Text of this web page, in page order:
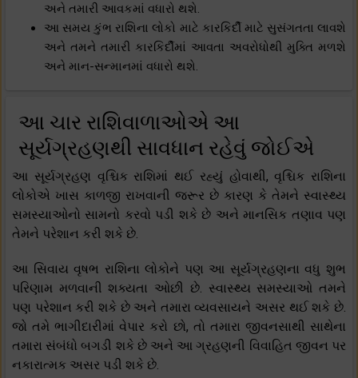
અને તમારી આવકમાં વધારો થશે.
આ સમય કુંભ રાશિના લોકો માટે કારકિર્દી માટે સુસંગતતા લાવશે
અને તમને તમારી કારકિર્દીમાં આવતા અવરોધોથી મુક્તિ મળશે
અને માન-સન્માનમાં વધારો થશે.
આ ચાર રાશિવાળાઓએ આ
સૂર્યગ્રહણથી સાવધાન રહેવું જોઈએ
આ સૂર્યગ્રહણ વૃશ્ચિક રાશિમાં થઈ રહ્યું હોવાથી, વૃશ્ચિક રાશિના
લોકોએ ખાસ કાળજી રાખવાની જરૂર છે કારણ કે તેમને સ્વાસ્થ્ય
સમસ્યાઓનો સામનો કરવો પડી શકે છે અને માનસિક તણાવ પણ
તેમને પરેશાન કરી શકે છે.
આ સિવાય વૃષભ રાશિના લોકોને પણ આ સૂર્યગ્રહણના વધુ શુભ
પરિણામ મળવાની શક્યતા ઓછી છે. સ્વાસ્થ્ય સમસ્યાઓ તમને
પણ પરેશાન કરી શકે છે અને તમારા વ્યવસાયને અસર થઈ શકે છે.
જો તમે ભાગીદારીમાં વેપાર કરો છો, તો તમારા જીવનસાથી સાથેના
તમારા સંબંધો બગડી શકે છે અને આ ગ્રહણની વિવાહિત જીવન પર
નકારાત્મક અસર પડી શકે છે.